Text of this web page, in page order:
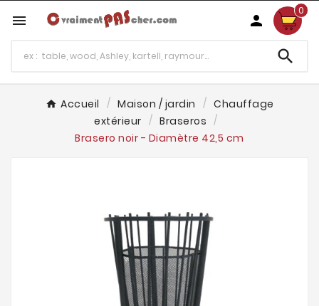
 
0

Accueil Maison / jardin
Chauffage
extérieur
Braseros
Brasero noir - Diamètre 42,5 cm